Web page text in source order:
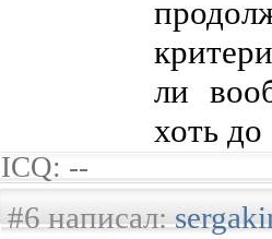
ли
хоть до
ICQ: --
#6 написал: